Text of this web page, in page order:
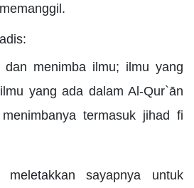
dan menimba ilmu; ilmu yang
yang ada dalam Al-Qur`ān
termasuk jihad fi
sayapnya untuk